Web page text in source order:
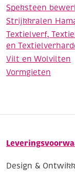
Speksteen
Strijkkralen
Textielverf,
en
Vilt en Wolvilten
Vormgieten
Design &